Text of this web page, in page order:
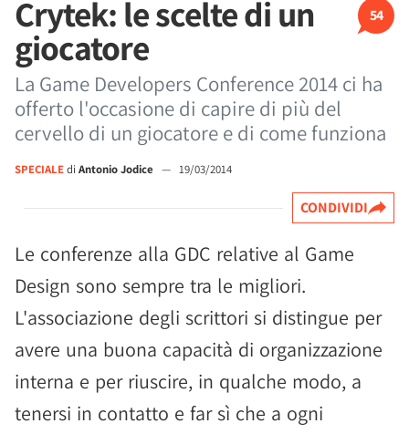
54
Crytek: le scelte di un
giocatore
La Game Developers Conference 2014 ci ha
offerto l'occasione di capire di più del
cervello di un giocatore e di come funziona
SPECIALEdi Antonio Jodice — 19/03/2014
CONDIVIDI
Le conferenze alla GDC relative al Game
Design sono sempre tra le migliori.
L'associazione degli scrittori si distingue per
avere una buona capacità di organizzazione
interna e per riuscire, in qualche modo, a
tenersi in contatto e far sì che a ogni